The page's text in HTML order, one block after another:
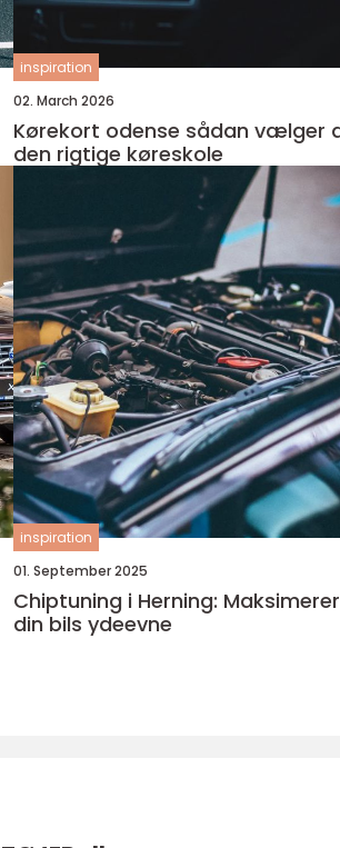
inspiration
02. March 2026
Kørekort odense sådan vælger du
den rigtige køreskole
inspiration
01. September 2025
Chiptuning i Herning: Maksimerer
din bils ydeevne